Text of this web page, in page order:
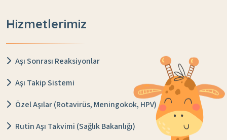
Hizmetlerimiz
Aşı Sonrası Reaksiyonlar
Aşı Takip Sistemi
Özel Aşılar (Rotavirüs, Meningokok, HPV)
Rutin Aşı Takvimi (Sağlık Bakanlığı)